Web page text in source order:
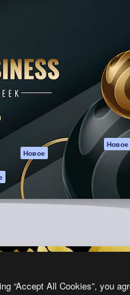
Новое
поддержки
Условия и
положения
Политика
Оригиналы
Новое
Политика файлов
cookie
Центр доверия
Партнеры
“Accept All Cookies”, you